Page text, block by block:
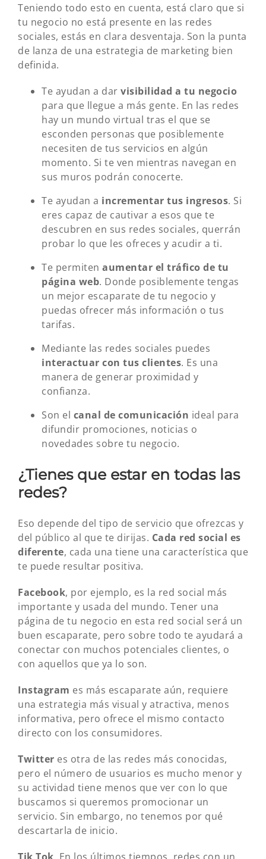
Teniendo todo esto en cuenta, está claro que si
tu negocio no está presente en las redes
sociales, estás en clara desventaja. Son la punta
de lanza de una estrategia de marketing bien
definida.
Te ayudan a dar visibilidad a tu negocio
para que llegue a más gente. En las redes
hay un mundo virtual tras el que se
esconden personas que posiblemente
necesiten de tus servicios en algún
momento. Si te ven mientras navegan en
sus muros podrán conocerte.
Te ayudan a incrementar tus ingresos. Si
eres capaz de cautivar a esos que te
descubren en sus redes sociales, querrán
probar lo que les ofreces y acudir a ti.
Te permiten aumentar el tráfico de tu
página web. Donde posiblemente tengas
un mejor escaparate de tu negocio y
puedas ofrecer más información o tus
tarifas.
Mediante las redes sociales puedes
interactuar con tus clientes. Es una
manera de generar proximidad y
confianza.
Son el canal de comunicación ideal para
difundir promociones, noticias o
novedades sobre tu negocio.
¿Tienes que estar en todas las
redes?
Eso depende del tipo de servicio que ofrezcas y
del público al que te dirijas. Cada red social es
diferente, cada una tiene una característica que
te puede resultar positiva.
Facebook, por ejemplo, es la red social más
importante y usada del mundo. Tener una
página de tu negocio en esta red social será un
buen escaparate, pero sobre todo te ayudará a
conectar con muchos potenciales clientes, o
con aquellos que ya lo son.
Instagram es más escaparate aún, requiere
una estrategia más visual y atractiva, menos
informativa, pero ofrece el mismo contacto
directo con los consumidores.
Twitter es otra de las redes más conocidas,
pero el número de usuarios es mucho menor y
su actividad tiene menos que ver con lo que
buscamos si queremos promocionar un
servicio. Sin embargo, no tenemos por qué
descartarla de inicio.